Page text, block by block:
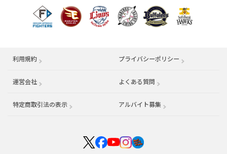
利用規約 プライバシーポリシー
運営会社 （別ウィンドウで開く） よくある質問
特定商取引法の表示 アルバイト募集 （別ウィンドウで開く